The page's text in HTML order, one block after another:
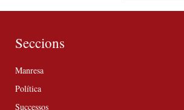
Seccions
Manresa
Política
Successos